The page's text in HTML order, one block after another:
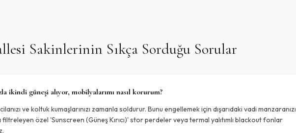
Sakinlerinin Sıkça Sorduğu Sorular
ikindi güneşi alıyor, mobilyalarımı nasıl korurum?
ve koltuk kumaşlarınızı zamanla soldurur. Bunu engellemek için dışarıdaki vadi manzaranızı
filtreleyen özel 'Sunscreen (Güneş Kırıcı)' stor perdeler veya termal yalıtımlı blackout fonlar